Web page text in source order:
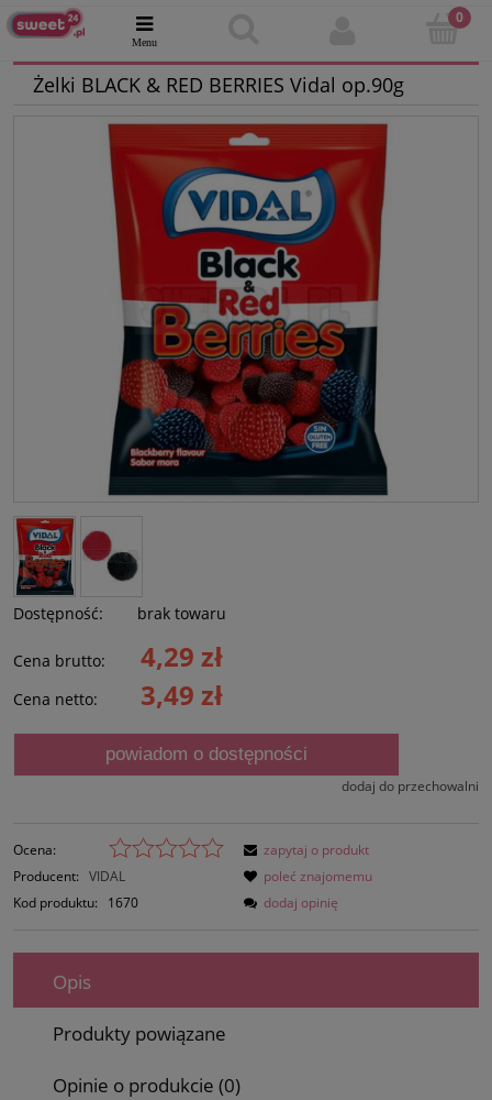
Żelki BLACK & RED BERRIES Vidal op.90g
Dostępność: brak towaru
Cena brutto: 4,29 zł
Cena netto: 3,49 zł
powiadom o dostępności
dodaj do przechowalni
Ocena:
Producent: VIDAL
Kod produktu:
1670
zapytaj o produkt
poleć znajomemu
dodaj opinię
Opis
Produkty powiązane
Opinie o produkcie (0)